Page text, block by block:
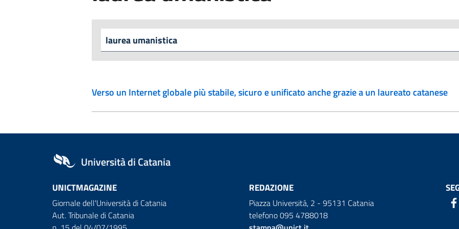
Verso un Internet globale più stabile, sicuro e unificato anche grazie a un laureato catanese
Università di Catania
UNICTMAGAZINE
Giornale dell'Università di Catania
Aut. Tribunale di Catania
REDAZIONE
Piazza Università, 2 - 95131 Catania
telefono 095 4788018